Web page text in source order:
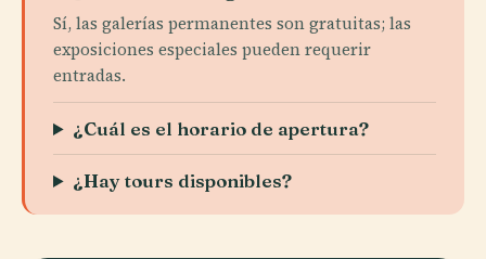
Sí, las galerías permanentes son gratuitas; las
exposiciones especiales pueden requerir
entradas.
¿Cuál es el horario de apertura?
¿Hay tours disponibles?